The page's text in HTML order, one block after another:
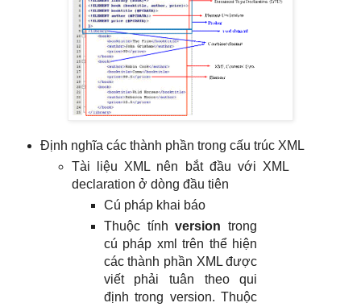
Định nghĩa các thành phần trong cấu trúc XML
Tài liệu XML nên bắt đầu với XML
declaration ở dòng đầu tiên
Cú pháp khai báo
Thuộc tínhversion trong
cú pháp xml trên thể hiện
các thành phần XML được
viết phải tuân theo qui
định trong version. Thuộc